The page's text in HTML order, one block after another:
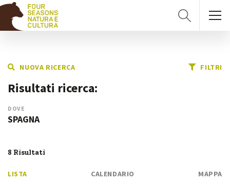
NUOVA RICERCA FILTRI
Risultati ricerca:
DOVE
SPAGNA
8 Risultati
LISTA CALENDARIO MAPPA